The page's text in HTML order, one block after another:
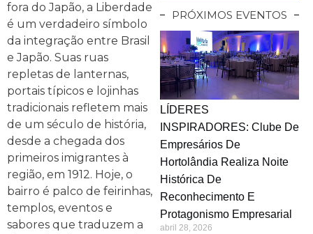
fora do Japão, a Liberdade
é um verdadeiro símbolo
da integração entre Brasil
e Japão. Suas ruas
repletas de lanternas,
portais típicos e lojinhas
tradicionais refletem mais
de um século de história,
desde a chegada dos
primeiros imigrantes à
região, em 1912. Hoje, o
bairro é palco de feirinhas,
templos, eventos e
sabores que traduzem a
PRÓXIMOS EVENTOS
LÍDERES
INSPIRADORES: Clube De
Empresários De
Hortolândia Realiza Noite
Histórica De
Reconhecimento E
Protagonismo Empresarial
abril 28, 2026